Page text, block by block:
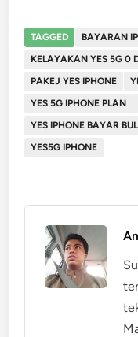
TAGGED
BAYARAN
KELAYAKAN YES 5G 0
PAKEJ YES IPHONE
YES 5G IPHONE PLAN
YES IPHONE BAYAR
YES5G IPHONE